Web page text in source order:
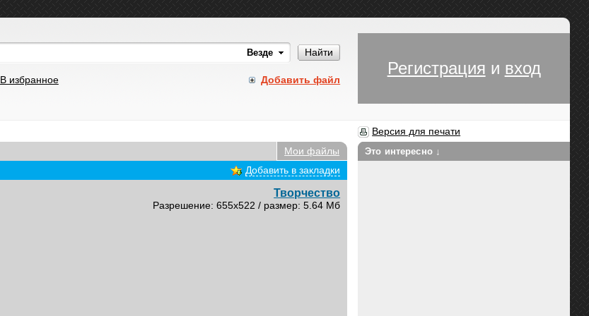
Найти
Добавить файл
В избранное
Регистрация и вход
Версия для печати
Мои файлы
Добавить в закладки
Творчество
Разрешение: 655x522 / размер: 5.64 Мб
Это интересно ↓